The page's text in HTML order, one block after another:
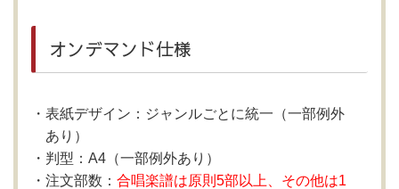
オンデマンド仕様
表紙デザイン：ジャンルごとに統一（一部例外
あり）
判型：A4（一部例外あり）
注文部数： 合唱楽譜は原則5部以上、その他は1